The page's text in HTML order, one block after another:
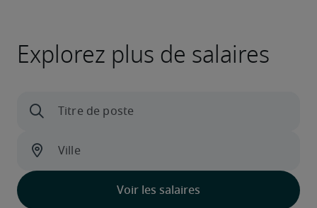
Explorez plus de salaires